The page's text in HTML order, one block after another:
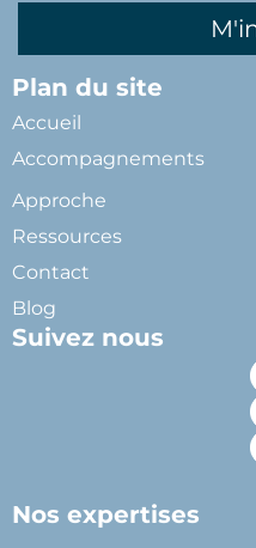
Plan du site
Accueil
Accompagnements
Approche
Ressources
Contact
Blog
Suivez nous
Nos expertises